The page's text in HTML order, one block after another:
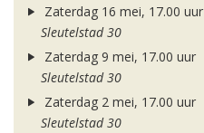
Zaterdag 16 mei, 17.00 uur
Sleutelstad 30
Zaterdag 9 mei, 17.00 uur
Sleutelstad 30
Zaterdag 2 mei, 17.00 uur
Sleutelstad 30